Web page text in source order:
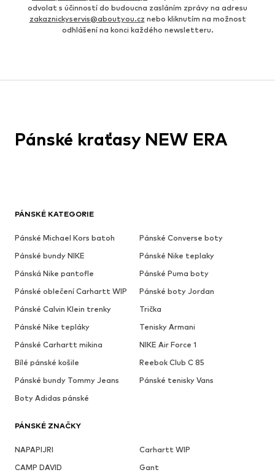
odvolat s účinností do budoucna zasláním zprávy na adresu
zakaznickyservis@aboutyou.cz nebo kliknutím na možnost
odhlášení na konci každého newsletteru.
PÁNSKÉ KATEGORIE
Pánské Michael Kors batoh
Pánské Converse boty
Pánské bundy NIKE
Pánské Nike teplaky
Pánská Nike pantofle
Pánské Puma boty
Pánské oblečení Carhartt WIP
Pánské boty Jordan
Pánské Calvin Klein trenky
Trička
Pánské Nike tepláky
Tenisky Armani
Pánské Carhartt mikina
NIKE Air Force 1
Bílé pánské košile
Reebok Club C 85
Pánské bundy Tommy Jeans
Pánské tenisky Vans
Boty Adidas pánské
PÁNSKÉ ZNAČKY
NAPAPIJRI
Carhartt WIP
CAMP DAVID
Gant
Pánské kraťasy NEW ERA